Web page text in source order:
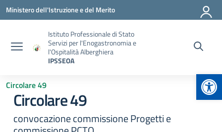
Vai ai contenuti
Vai al menu di navigazione
Vai al footer
Ministero dell'Istruzione e del Merito
Istituto Professionale di Stato
Servizi per l'Enogastronomia e
l'Ospitalità Alberghiera
IPSSEOA
Circolare 49
Circolare 49
convocazione commissione Progetti e